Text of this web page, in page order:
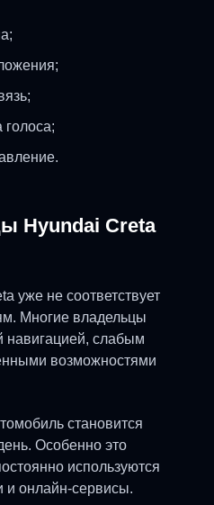
голоса;
Hyundai Creta
уже не соответствует
Многие владельцы
навигацией, слабым
возможностями
становится
Особенно это
используются
и онлайн-сервисы.